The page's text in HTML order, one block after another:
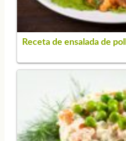
Receta de ensalada de